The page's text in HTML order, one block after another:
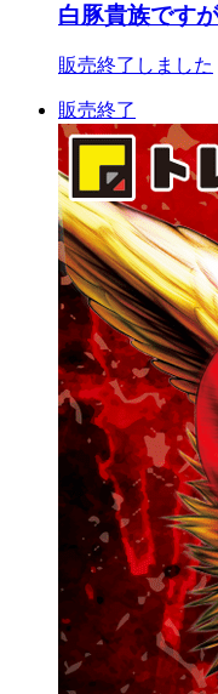
白豚貴族です
販売終了しました
販売終了